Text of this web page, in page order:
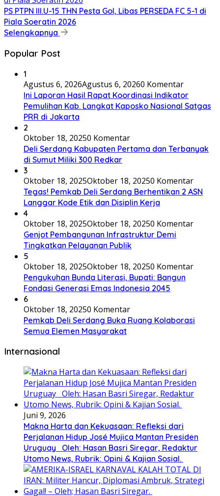
PS PTPN III.U-15 THN Pesta Gol, Libas PERSEDA FC 5-1 di
Piala Soeratin 2026
Selengkapnya
Popular Post
1
Agustus 6, 2026Agustus 6, 20260 Komentar
Ini Laporan Hasil Rapat Koordinasi Indikator
Pemulihan Kab. Langkat Kaposko Nasional Satgas
PRR di Jakarta
2
Oktober 18, 20250 Komentar
Deli Serdang Kabupaten Pertama dan Terbanyak
di Sumut Miliki 300 Redkar
3
Oktober 18, 2025Oktober 18, 20250 Komentar
Tegas! Pemkab Deli Serdang Berhentikan 2 ASN
Langgar Kode Etik dan Disiplin Kerja
4
Oktober 18, 2025Oktober 18, 20250 Komentar
Genjot Pembangunan Infrastruktur Demi
Tingkatkan Pelayanan Publik
5
Oktober 18, 2025Oktober 18, 20250 Komentar
Pengukuhan Bunda Literasi, Bupati: Bangun
Fondasi Generasi Emas Indonesia 2045
6
Oktober 18, 20250 Komentar
Pemkab Deli Serdang Buka Ruang Kolaborasi
Semua Elemen Masyarakat
Internasional
Juni 9, 2026
Makna Harta dan Kekuasaan: Refleksi dari
Perjalanan Hidup José Mujica Mantan Presiden
Uruguay Oleh: Hasan Basri Siregar, Redaktur
Utomo News, Rubrik: Opini & Kajian Sosial.